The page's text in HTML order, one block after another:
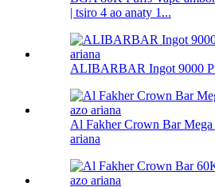
| tsiro 4 ao anaty 1...
ALIBARBAR Ingot 9000
Al Fakher Crown Bar
ariana